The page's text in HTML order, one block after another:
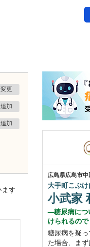
変更
追加
追加
ます
広島県広島市中
大手町こぶ
小武家
糖尿病につ
けられるの
糖尿病を疑
た場合、ま